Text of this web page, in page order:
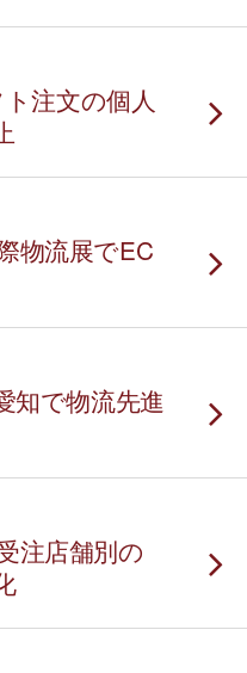
注文の個人
物流展でEC
知で物流先進
注店舗別の